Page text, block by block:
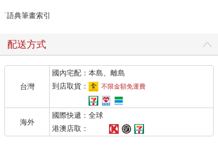
˙語典筆畫索引
配送方式
台灣
國內宅配：本島、離島
到店取貨：
不限金額免運費
海外
國際快遞：全球
港澳店取：